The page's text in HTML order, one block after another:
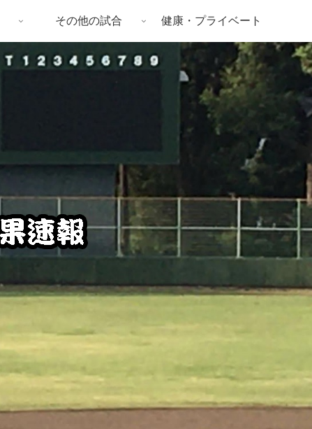
その他の試合 健康・プライベート